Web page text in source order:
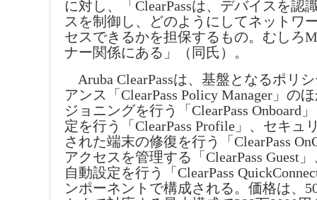
に対し、「ClearPassは、デバイスを認
スを制御し、どのようにしてネットワ
セスできるかを担保するもの。むしろ
ナー関係にある」（同氏）。
Aruba ClearPassは、基盤となるポリ
アンス「ClearPass Policy Manager」の
ジョニングを行う「ClearPass Onboard
定を行う「ClearPass Profile」、セキュ
された端末の修復を行う「ClearPass
アクセスを管理する「ClearPass Guest
自動設定を行う「ClearPass
ンポーネントで構成される。価格は、